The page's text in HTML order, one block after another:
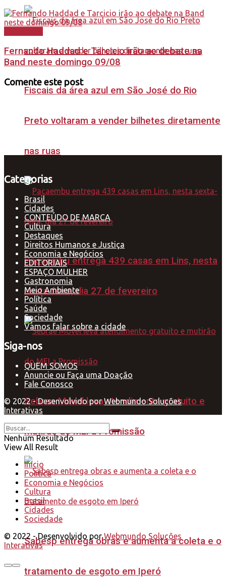
Fiscais da área azul em São José do Rio
Preto voltaram a vender bilhetes diretamente
nas ruas
Pacaembu entrega 439 casas em Lins, nesta
sexta-feira, dia 27 de fevereiro
Sebrae Móvel leva atendimento gratuito e
mutirão do MEI a Promissão
Sabesp entrega obras e aumenta a coleta e o
tratamento de esgoto em Iperó
Fernando Haddad e Tarcicio irão ao debate na
Band neste domingo 09/08
Comente este post
Categorias
Brasil
Cidades
CONTEÚDO DE MARCA
Cultura
Destaques
Direitos Humanos e Justiça
Economia e Negócios
EDITORIAIS
ESPAÇO MULHER
Gastronomia
Meio Ambiente
Política
Saúde
Sociedade
Vamos falar sobre a cidade
Siga-nos
QUEM SOMOS
Anuncie ou Faça uma Doação
Fale Conosco
© 2022 - Desenvolvido porWebmundo Soluções
Interativas
Nenhum Resultado
View All Result
Início
Política
Economia e Negócios
Cultura
Brasil
Cidades
Sociedade
© 2022 - Desenvolvido porWebmundo Soluções
Interativas